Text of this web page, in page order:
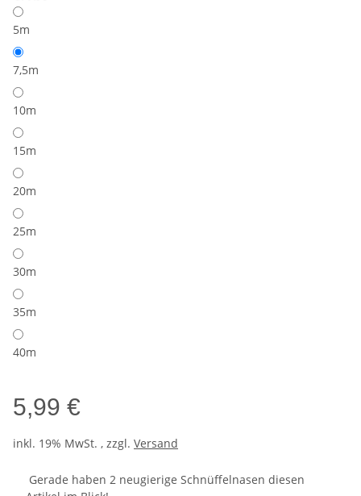
5m
7,5m
10m
15m
20m
25m
30m
35m
40m
5,99 €
inkl. 19% MwSt. , zzgl. Versand
Gerade haben 2 neugierige Schnüffelnasen diesen